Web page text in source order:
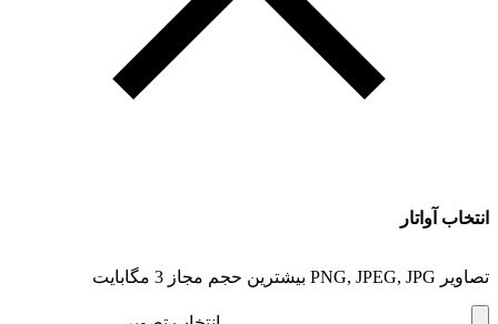
انتخاب آواتار
تصاویر PNG, JPEG, JPG بیشترین حجم مجاز 3 مگابایت